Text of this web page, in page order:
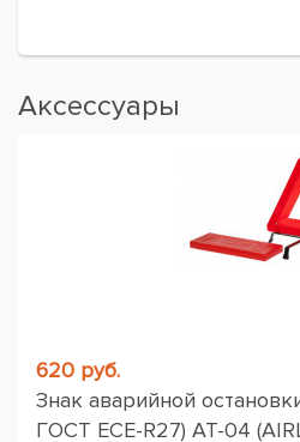
Аксессуары
620 руб.
Знак аварийной
ГОСТ ЕСЕ-R27) AT-04